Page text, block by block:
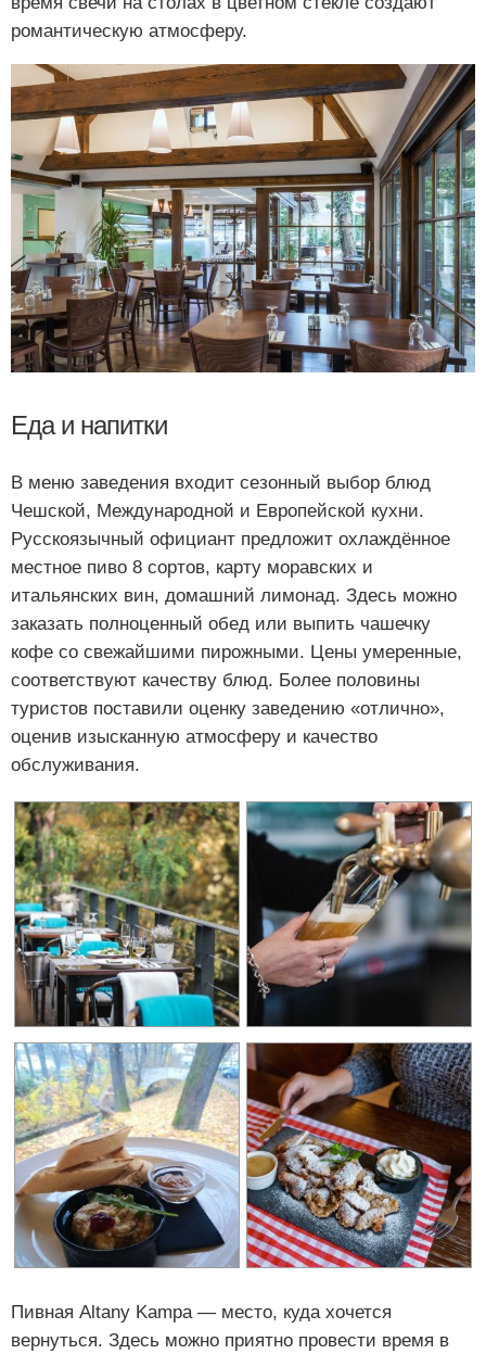
романтическую атмосферу.
Еда и напитки
В меню заведения входит сезонный выбор блюд
Чешской, Международной и Европейской кухни.
Русскоязычный официант предложит охлаждённое
местное пиво 8 сортов, карту моравских и
итальянских вин, домашний лимонад. Здесь можно
заказать полноценный обед или выпить чашечку
кофе со свежайшими пирожными. Цены умеренные,
соответствуют качеству блюд. Более половины
туристов поставили оценку заведению «отлично»,
оценив изысканную атмосферу и качество
обслуживания.
Пивная Altany Kampa — место, куда хочется
вернуться. Здесь можно приятно провести время в